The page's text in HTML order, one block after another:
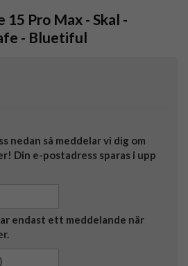
Pro Max - Skal -
- Bluetiful
nedan så meddelar vi dig om
Din e-postadress sparas i upp
endast ett meddelande när